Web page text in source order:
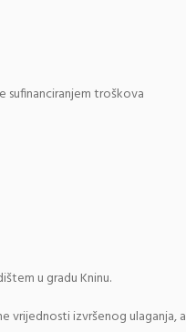
sufinanciranjem troškova
u gradu Kninu.
vrijednosti izvršenog ulaganja, a